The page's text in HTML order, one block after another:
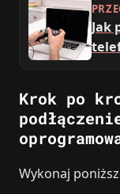
Jak
Krok po
Wykonaj